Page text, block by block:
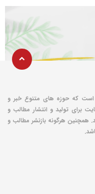
است که حوزه های متنوع خبر و
برای تولید و انتشار مطالب و
همچنین هرگونه بازنشر مطالب و